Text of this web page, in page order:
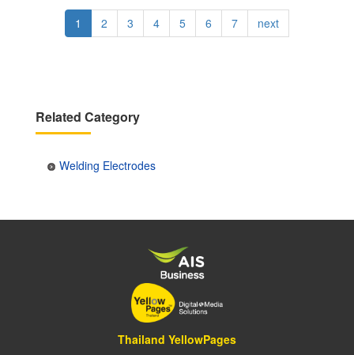
PaginationCurrent
page
1 Page
2 Page
3 Page
4 Page
5 Page
6 Page
7
Next
page
next
Related Category
Welding Electrodes
Thailand YellowPages